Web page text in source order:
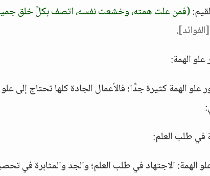
(فمن علت همته، وخشعت نفسه، اتصف بكلِّ خلق
[الفوائد].
الهمة:
الهمة كثيرة جدًّا؛ فالأعمال الجادة كلها تحتاج إلى
الهمة: الاجتهاد في طلب العلم؛ والجد والمثابرة في